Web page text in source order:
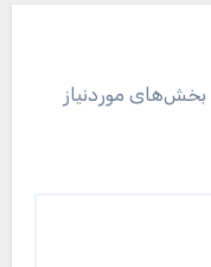
بخش‌های موردنیاز